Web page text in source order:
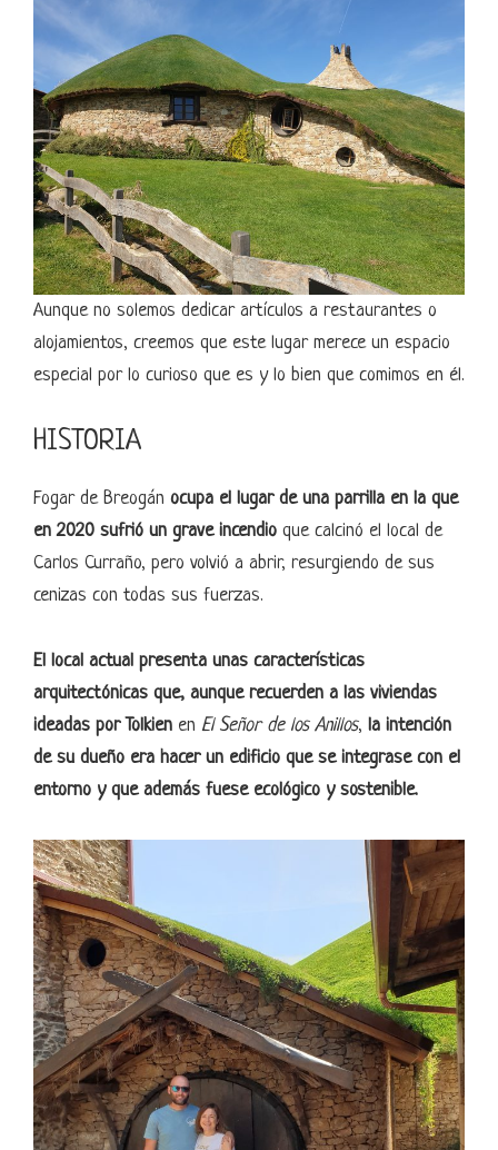
Aunque no solemos dedicar artículos a restaurantes o
alojamientos, creemos que este lugar merece un espacio
especial por lo curioso que es y lo bien que comimos en él.
HISTORIA
Fogar de Breogán ocupa el lugar de una parrilla en la que
en 2020 sufrió un grave incendio que calcinó el local de
Carlos Curraño, pero volvió a abrir, resurgiendo de sus
cenizas con todas sus fuerzas.
El local actual presenta unas características
arquitectónicas que, aunque recuerden a las viviendas
ideadas por Tolkien en El Señor de los Anillos, la intención
de su dueño era hacer un edificio que se integrase con el
entorno y que además fuese ecológico y sostenible.